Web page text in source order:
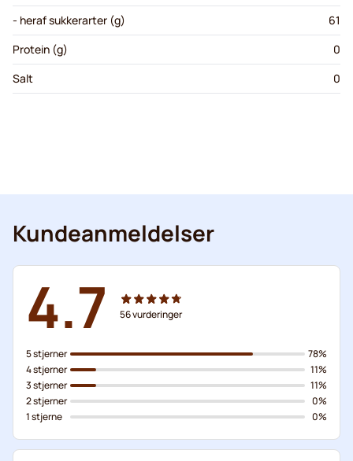
- heraf sukkerarter (g)
61
Protein (g)
0
Salt
0
Kundeanmeldelser
4.7 56vurderinger
5 stjerner
4 stjerner
3 stjerner
2 stjerner
1 stjerne
78%
11%
11%
0%
0%